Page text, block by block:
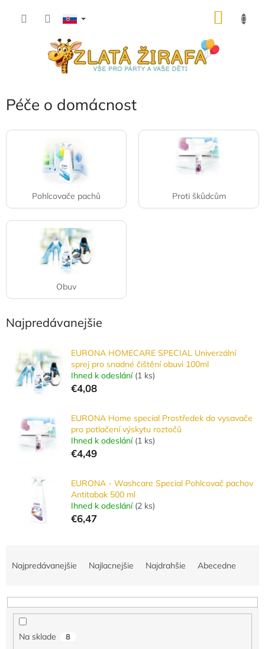
Péče o domácnost
Pohlcovače pachů Proti škůdcům
Obuv
Najpredávanejšie
EURONA HOMECARE SPECIAL Univerzální
sprej pro snadné čištění obuvi 100ml
Ihned k odeslání (1 ks)
€4,08
EURONA Home special Prostředek do vysavače
pro potlačení výskytu roztočů
Ihned k odeslání (1 ks)
€4,49
EURONA - Washcare Special Pohlcovač pachov
Antitabak 500 ml
Ihned k odeslání (2 ks)
€6,47
n
Najpredávanejšie Najlacnejšie Najdrahšie Abecedne
Na sklade 8